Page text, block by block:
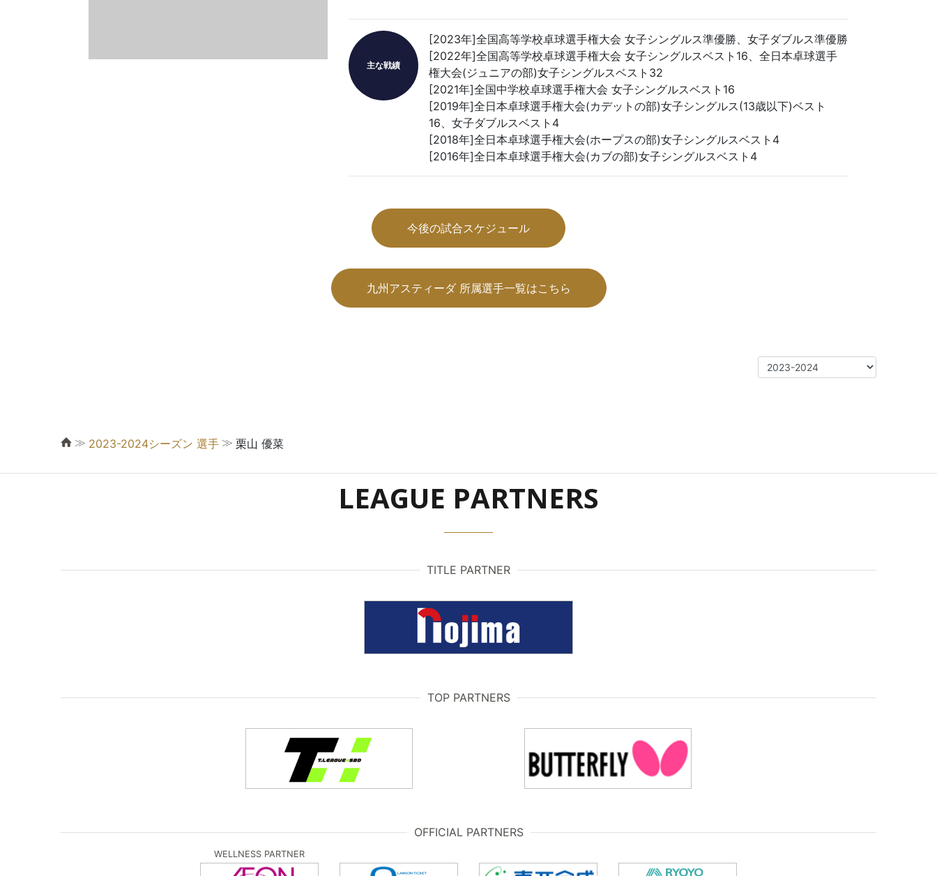
主な戦績
[2023年]全国高等学校卓球選手権大会 女子シングルス準優勝、女子ダブルス準優勝
[2022年]全国高等学校卓球選手権大会 女子シングルスベスト16、全日本卓球選手
権大会(ジュニアの部)女子シングルスベスト32
[2021年]全国中学校卓球選手権大会 女子シングルスベスト16
[2019年]全日本卓球選手権大会(カデットの部)女子シングルス(13歳以下)ベスト
16、女子ダブルスベスト4
[2018年]全日本卓球選手権大会(ホープスの部)女子シングルスベスト4
[2016年]全日本卓球選手権大会(カブの部)女子シングルスベスト4
今後の試合スケジュール
九州アスティーダ 所属選手一覧はこちら
≫ 2023-2024シーズン 選手 ≫ 栗山 優菜
LEAGUE PARTNERS
TITLE PARTNER
TOP PARTNERS
OFFICIAL PARTNERS
WELLNESS PARTNER